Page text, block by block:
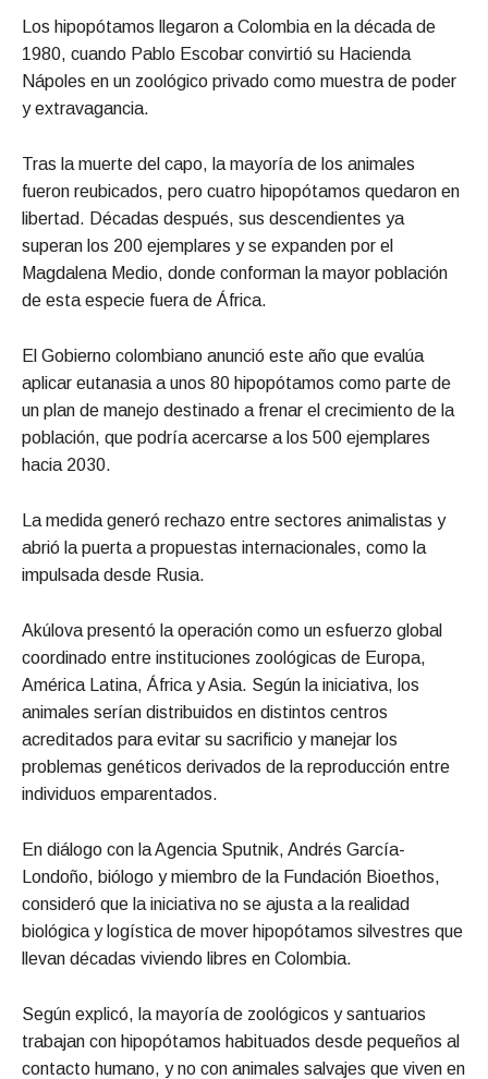
Los hipopótamos llegaron a Colombia en la década de
1980, cuando Pablo Escobar convirtió su Hacienda
Nápoles en un zoológico privado como muestra de poder
y extravagancia.
Tras la muerte del capo, la mayoría de los animales
fueron reubicados, pero cuatro hipopótamos quedaron en
libertad. Décadas después, sus descendientes ya
superan los 200 ejemplares y se expanden por el
Magdalena Medio, donde conforman la mayor población
de esta especie fuera de África.
El Gobierno colombiano anunció este año que evalúa
aplicar eutanasia a unos 80 hipopótamos como parte de
un plan de manejo destinado a frenar el crecimiento de la
población, que podría acercarse a los 500 ejemplares
hacia 2030.
La medida generó rechazo entre sectores animalistas y
abrió la puerta a propuestas internacionales, como la
impulsada desde Rusia.
Akúlova presentó la operación como un esfuerzo global
coordinado entre instituciones zoológicas de Europa,
América Latina, África y Asia. Según la iniciativa, los
animales serían distribuidos en distintos centros
acreditados para evitar su sacrificio y manejar los
problemas genéticos derivados de la reproducción entre
individuos emparentados.
En diálogo con la Agencia Sputnik, Andrés García-
Londoño, biólogo y miembro de la Fundación Bioethos,
consideró que la iniciativa no se ajusta a la realidad
biológica y logística de mover hipopótamos silvestres que
llevan décadas viviendo libres en Colombia.
Según explicó, la mayoría de zoológicos y santuarios
trabajan con hipopótamos habituados desde pequeños al
contacto humano, y no con animales salvajes que viven en